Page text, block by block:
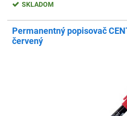
SKLADOM
Permanentný popisovač
červený